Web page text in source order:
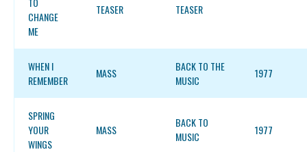
CHANGE
ME
TEASER TEASER
WHEN I
REMEMBER
MASS
BACK TO THE
MUSIC
1977
SPRING
YOUR
WINGS
MASS
BACK TO
MUSIC
1977